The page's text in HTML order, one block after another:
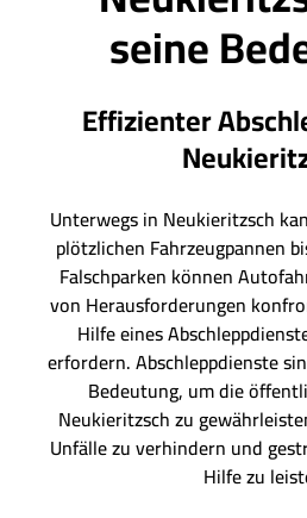
seine
Effizienter
Unterwegs in Neukieritzsch
plötzlichen Fahrzeugpannen
Falschparken können
von Herausforderungen
Hilfe eines
erfordern. Abschleppdienste
Bedeutung, um die
Neukieritzsch zu
Unfälle zu verhindern und
Hilfe zu